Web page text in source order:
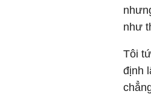
như
Tôi
định